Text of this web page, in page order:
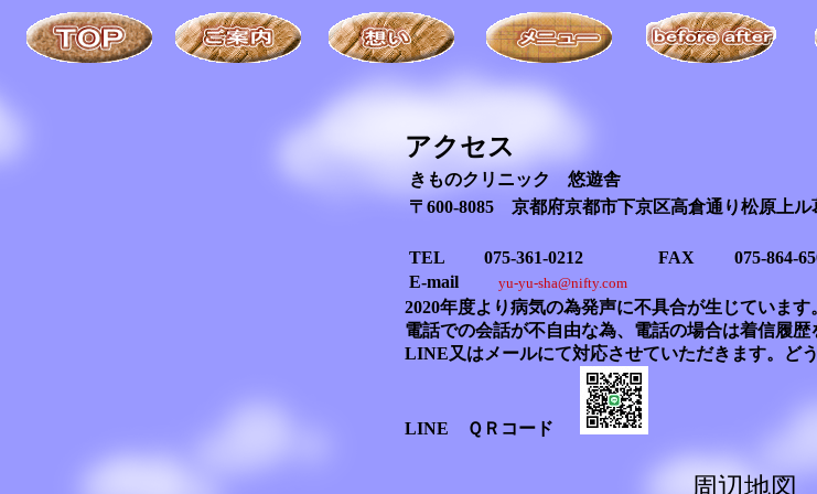
アクセス
きものクリニック 悠遊舎
〒600-8085 京都府京都市下京区高倉通り松原上ル
TEL 075-361-0212 FAX 075-864-
E-mail yu-yu-sha@nifty.com
2020年度より病気の為発声に不具合が生じています。
電話での会話が不自由な為、電話の場合は着信履歴
LINE又はメールにて対応させていただきます。ど
LINE ＱＲコード
周辺地図